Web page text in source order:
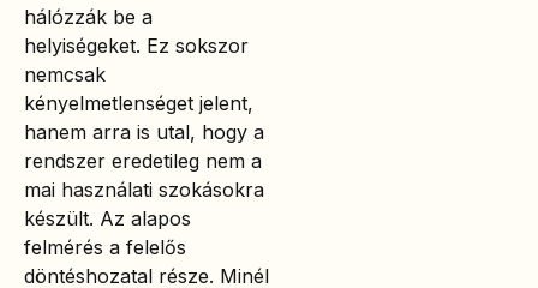
hálózzák be a
helyiségeket. Ez sokszor
nemcsak
kényelmetlenséget jelent,
hanem arra is utal, hogy a
rendszer eredetileg nem a
mai használati szokásokra
készült. Az alapos
felmérés a felelős
döntéshozatal része. Minél